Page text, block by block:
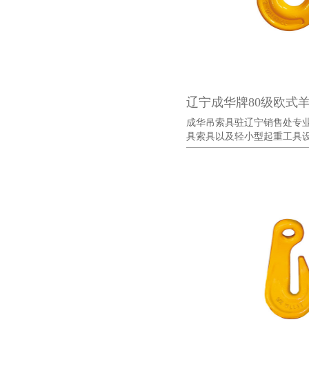
辽宁成华牌80级欧式
成华吊索具驻辽宁销售处专
具索具以及轻小型起重工具